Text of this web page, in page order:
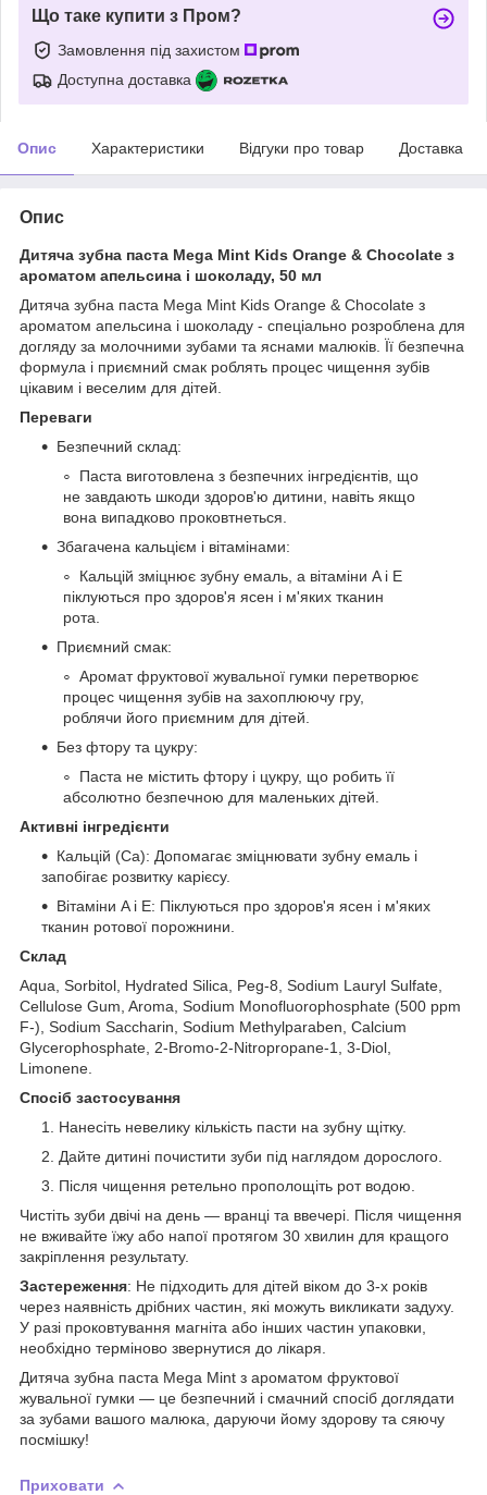
Що таке купити з Пром?
Замовлення під захистом
Доступна доставка
Опис Характеристики Відгуки про товар Доставка
Опис
Дитяча зубна паста Mega Mint Kids Orange & Chocolate з
ароматом апельсина і шоколаду, 50 мл
Дитяча зубна паста Mega Mint Kids Orange & Chocolate з
ароматом апельсина і шоколаду - спеціально розроблена для
догляду за молочними зубами та яснами малюків. Її безпечна
формула і приємний смак роблять процес чищення зубів
цікавим і веселим для дітей.
Переваги
Безпечний склад:
Паста виготовлена з безпечних інгредієнтів, що
не завдають шкоди здоров'ю дитини, навіть якщо
вона випадково проковтнеться.
Збагачена кальцієм і вітамінами:
Кальцій зміцнює зубну емаль, а вітаміни A і E
піклуються про здоров'я ясен і м'яких тканин
рота.
Приємний смак:
Аромат фруктової жувальної гумки перетворює
процес чищення зубів на захоплюючу гру,
роблячи його приємним для дітей.
Без фтору та цукру:
Паста не містить фтору і цукру, що робить її
абсолютно безпечною для маленьких дітей.
Активні інгредієнти
Кальцій (Ca): Допомагає зміцнювати зубну емаль і
запобігає розвитку карієсу.
Вітаміни A і E: Піклуються про здоров'я ясен і м'яких
тканин ротової порожнини.
Склад
Aqua, Sorbitol, Hydrated Silica, Peg-8, Sodium Lauryl Sulfate,
Cellulose Gum, Aroma, Sodium Monofluorophosphate (500 ppm
F-), Sodium Saccharin, Sodium Methylparaben, Calcium
Glycerophosphate, 2-Bromo-2-Nitropropane-1, 3-Diol,
Limonene.
Спосіб застосування
Нанесіть невелику кількість пасти на зубну щітку.
Дайте дитині почистити зуби під наглядом дорослого.
Після чищення ретельно прополощіть рот водою.
Чистіть зуби двічі на день — вранці та ввечері. Після чищення
не вживайте їжу або напої протягом 30 хвилин для кращого
закріплення результату.
Застереження: Не підходить для дітей віком до 3-х років
через наявність дрібних частин, які можуть викликати задуху.
У разі проковтування магніта або інших частин упаковки,
необхідно терміново звернутися до лікаря.
Дитяча зубна паста Mega Mint з ароматом фруктової
жувальної гумки — це безпечний і смачний спосіб доглядати
за зубами вашого малюка, даруючи йому здорову та сяючу
посмішку!
Приховати